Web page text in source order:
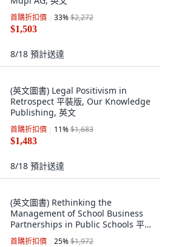
首購折扣價 33%$2,272
$1,503
8/18 預計送達
(英文圖書) Legal Positivism in
Retrospect 平裝版, Our Knowledge
Publishing, 英文
首購折扣價 11%$1,683
$1,483
8/18 預計送達
(英文圖書) Rethinking the
Management of School Business
Partnerships in Public Schools 平裝
版, Eliva Press, 英文
首購折扣價 25%$1,972